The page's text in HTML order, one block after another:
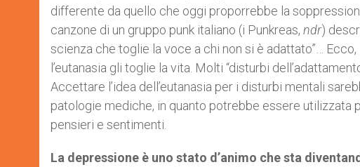
differente da quello che oggi proporrebbe la
canzone di un gruppo punk italiano (i Punkreas, ndr)
scienza che toglie la voce a chi non si è adattato”…
l’eutanasia gli toglie la vita. Molti “disturbi
Accettare l’idea dell’eutanasia per i disturbi mentali
patologie mediche, in quanto potrebbe essere
pensieri e sentimenti.
La depressione è uno stato d’animo che sta